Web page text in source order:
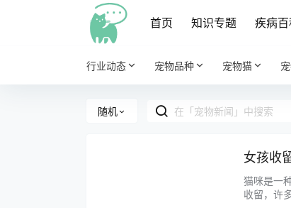
首页 知识专题 疾病
行业动态 宠物品种 宠物猫
随机
女孩收
猫咪是一
收留，许